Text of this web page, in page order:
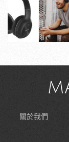
關於我們